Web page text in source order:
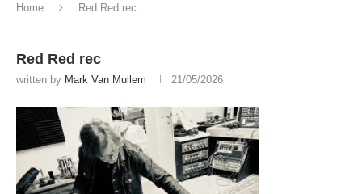
Home Red Red rec
Red Red rec
written by Mark Van Mullem 21/05/2026